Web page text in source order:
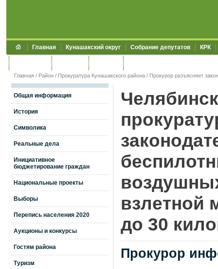
Главная Кунашакский округ Собрание депутатов КРК
Главная / Район / Прокуратура Кунашакского района / Прокурор разъясняет закон
Общая информация
История
Символика
Реальные дела
Инициативное
бюджетирование граждан
Национальные проекты
Выборы
Перепись населения 2020
Аукционы и конкурсы
Гостям района
Туризм
взлетной
до 30
Прокурор